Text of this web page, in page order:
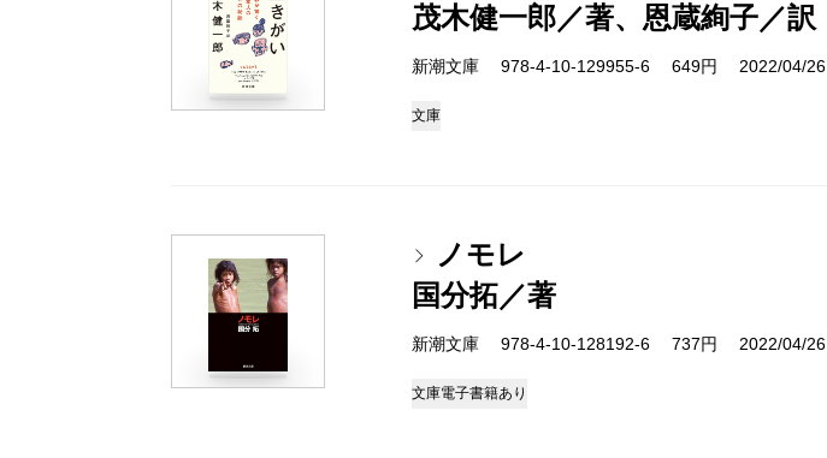
茂木健一郎／著、恩蔵絢子／訳
新潮文庫 978-4-10-129955-6 649円 2022/04/26
文庫
ノモレ
国分拓／著
新潮文庫 978-4-10-128192-6 737円 2022/04/26
文庫電子書籍あり